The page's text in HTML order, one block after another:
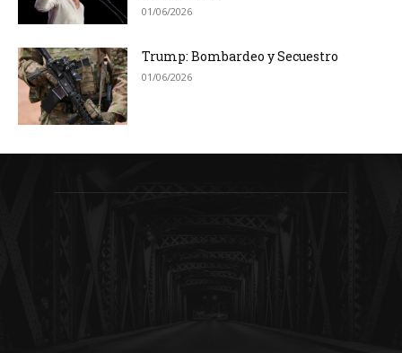
01/06/2026
Trump: Bombardeo y Secuestro
01/06/2026